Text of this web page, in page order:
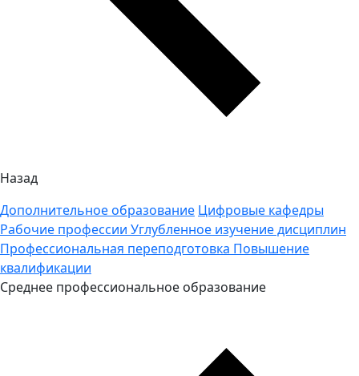
Назад
Дополнительное образование Цифровые кафедры
Рабочие профессии Углубленное изучение дисциплин
Профессиональная переподготовка Повышение
квалификации
Среднее профессиональное образование